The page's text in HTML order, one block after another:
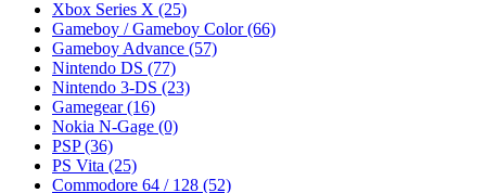
Xbox Series X (25)
Gameboy / Gameboy Color(66)
Gameboy Advance (57)
Nintendo DS (77)
Nintendo 3-DS (23)
Gamegear(16)
Nokia N-Gage (0)
PSP(36)
PS Vita (25)
Commodore 64 / 128 (52)